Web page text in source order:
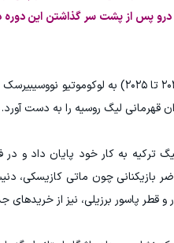
از پشت سر گذاشتن این دوره
قهرمانی لیگ روسیه را به دست آورد.
ترکیه به کار خود پایان داد و
چون ماتی کازیسکی،
و قطر پاسور برزیلی، نیز از